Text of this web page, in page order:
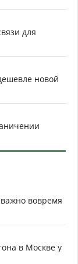
для
новой
вовремя
в Москве у